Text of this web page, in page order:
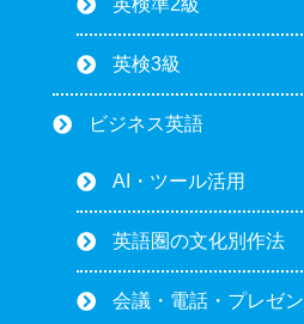
英検3級
ビジネス英語
AI・ツール活用
英語圏の文化別作法
会議・電話・プレゼン